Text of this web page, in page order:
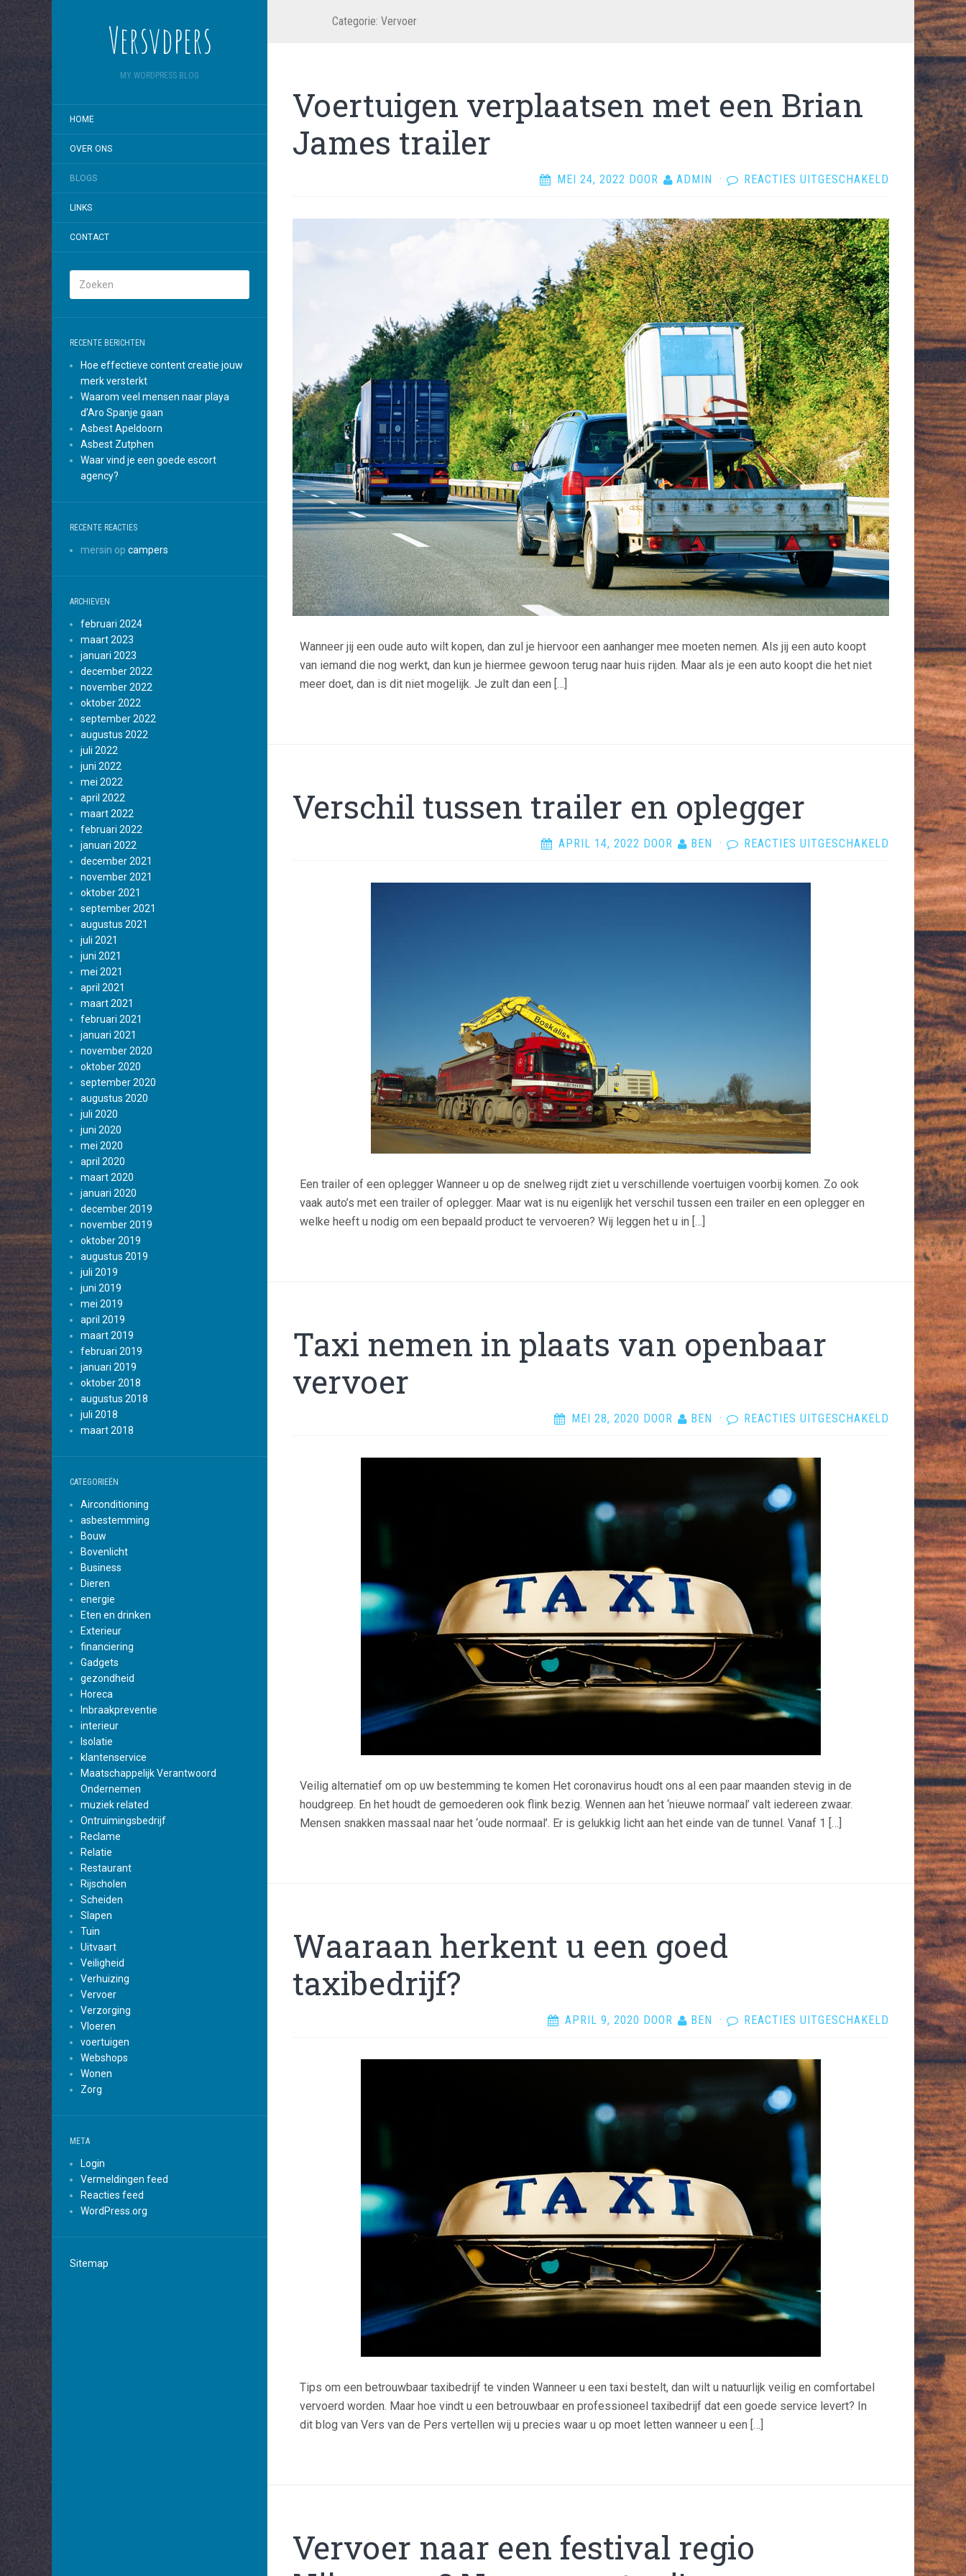
Versvdpers
MY WORDPRESS BLOG
HOME
OVER ONS
BLOGS
LINKS
CONTACT
RECENTE BERICHTEN
Hoe effectieve content creatie jouw
merk versterkt
Waarom veel mensen naar playa
d’Aro Spanje gaan
Asbest Apeldoorn
Asbest Zutphen
Waar vind je een goede escort
agency?
RECENTE REACTIES
mersin op campers
ARCHIEVEN
februari 2024
maart 2023
januari 2023
december 2022
november 2022
oktober 2022
september 2022
augustus 2022
juli 2022
juni 2022
mei 2022
april 2022
maart 2022
februari 2022
januari 2022
december 2021
november 2021
oktober 2021
september 2021
augustus 2021
juli 2021
juni 2021
mei 2021
april 2021
maart 2021
februari 2021
januari 2021
november 2020
oktober 2020
september 2020
augustus 2020
juli 2020
juni 2020
mei 2020
april 2020
maart 2020
januari 2020
december 2019
november 2019
oktober 2019
augustus 2019
juli 2019
juni 2019
mei 2019
april 2019
maart 2019
februari 2019
januari 2019
oktober 2018
augustus 2018
juli 2018
maart 2018
CATEGORIEËN
Airconditioning
asbestemming
Bouw
Bovenlicht
Business
Dieren
energie
Eten en drinken
Exterieur
financiering
Gadgets
gezondheid
Horeca
Inbraakpreventie
interieur
Isolatie
klantenservice
Maatschappelijk Verantwoord
Ondernemen
muziek related
Ontruimingsbedrijf
Reclame
Relatie
Restaurant
Rijscholen
Scheiden
Slapen
Tuin
Uitvaart
Veiligheid
Verhuizing
Vervoer
Verzorging
Vloeren
voertuigen
Webshops
Wonen
Zorg
META
Login
Vermeldingen feed
Reacties feed
WordPress.org
Sitemap
Categorie: Vervoer
Voertuigen verplaatsen met een Brian
James trailer
MEI 24, 2022 DOOR ADMIN · REACTIES UITGESCHAKELD
VOERTUIGEN
VERPLAATSEN
MET
EEN
BRIAN
JAMES
TRAILER
Wanneer jij een oude auto wilt kopen, dan zul je hiervoor een aanhanger mee moeten nemen. Als jij een auto koopt
van iemand die nog werkt, dan kun je hiermee gewoon terug naar huis rijden. Maar als je een auto koopt die het niet
meer doet, dan is dit niet mogelijk. Je zult dan een […]
Verschil tussen trailer en oplegger
APRIL 14, 2022 DOOR BEN · REACTIES UITGESCHAKELD
VERSCHIL
TUSSEN
TRAILER
OPLEGGER
Een trailer of een oplegger Wanneer u op de snelweg rijdt ziet u verschillende voertuigen voorbij komen. Zo ook
vaak auto’s met een trailer of oplegger. Maar wat is nu eigenlijk het verschil tussen een trailer en een oplegger en
welke heeft u nodig om een bepaald product te vervoeren? Wij leggen het u in […]
Taxi nemen in plaats van openbaar
vervoer
MEI 28, 2020 DOOR BEN · REACTIES UITGESCHAKELD VOOR
NEMEN
PLAATS
OPENBAAR
VERVOER
Veilig alternatief om op uw bestemming te komen Het coronavirus houdt ons al een paar maanden stevig in de
houdgreep. En het houdt de gemoederen ook flink bezig. Wennen aan het ‘nieuwe normaal’ valt iedereen zwaar.
Mensen snakken massaal naar het ‘oude normaal’. Er is gelukkig licht aan het einde van de tunnel. Vanaf 1 […]
Waaraan herkent u een goed
taxibedrijf?
APRIL 9, 2020 DOOR BEN · REACTIES UITGESCHAKELD VOOR
WAARAAN
HERKENT
GOED
TAXIBEDRIJF?
Tips om een betrouwbaar taxibedrijf te vinden Wanneer u een taxi bestelt, dan wilt u natuurlijk veilig en comfortabel
vervoerd worden. Maar hoe vindt u een betrouwbaar en professioneel taxibedrijf dat een goede service levert? In
dit blog van Vers van de Pers vertellen wij u precies waar u op moet letten wanneer u een […]
Vervoer naar een festival regio